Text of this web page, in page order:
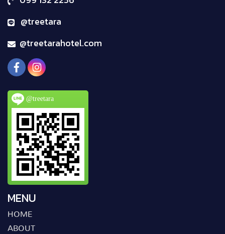
@treetara
@treetarahotel.com
@treetara
MENU
HOME
ABOUT